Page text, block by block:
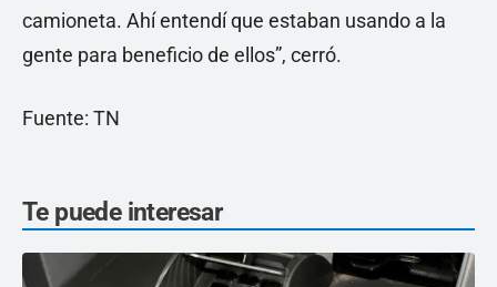
camioneta. Ahí entendí que estaban usando a la
gente para beneficio de ellos”, cerró.
Fuente: TN
Te puede interesar